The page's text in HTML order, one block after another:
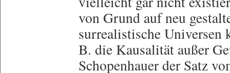
von Grund auf neu
surrealistische Universen
B. die Kausalität außer
Schopenhauer der Satz